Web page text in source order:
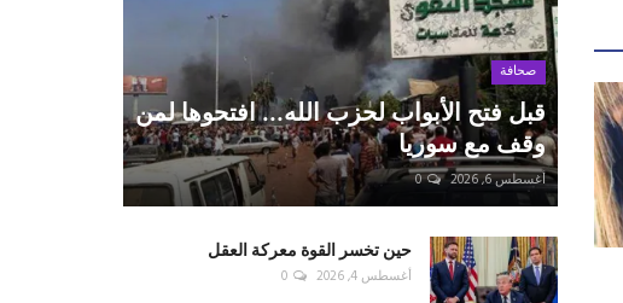
صحافة
قبل فتح الأبواب لحزب الله... افتحوها لمن
وقف مع سوريا
أغسطس 6, 2026 0
حين تخسر القوة معركة العقل
أغسطس 4, 2026 0